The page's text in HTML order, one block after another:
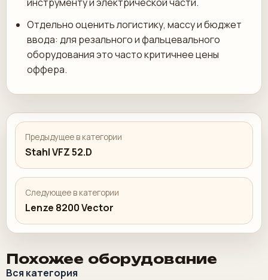
Отдельно оценить логистику, массу и бюджет
ввода: для резального и фальцевального
оборудования это часто критичнее цены
оффера.
Предыдущее в категории
Stahl VFZ 52.D
Следующее в категории
Lenze 8200 Vector
Похожее оборудование
Вся категория